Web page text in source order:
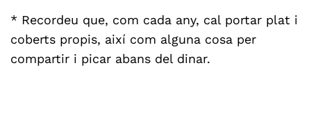
* Recordeu que, com cada any, cal portar plat i
coberts propis, així com alguna cosa per
compartir i picar abans del dinar.